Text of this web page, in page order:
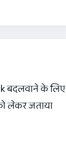
बदलवाने के लिए
लेकर जताया